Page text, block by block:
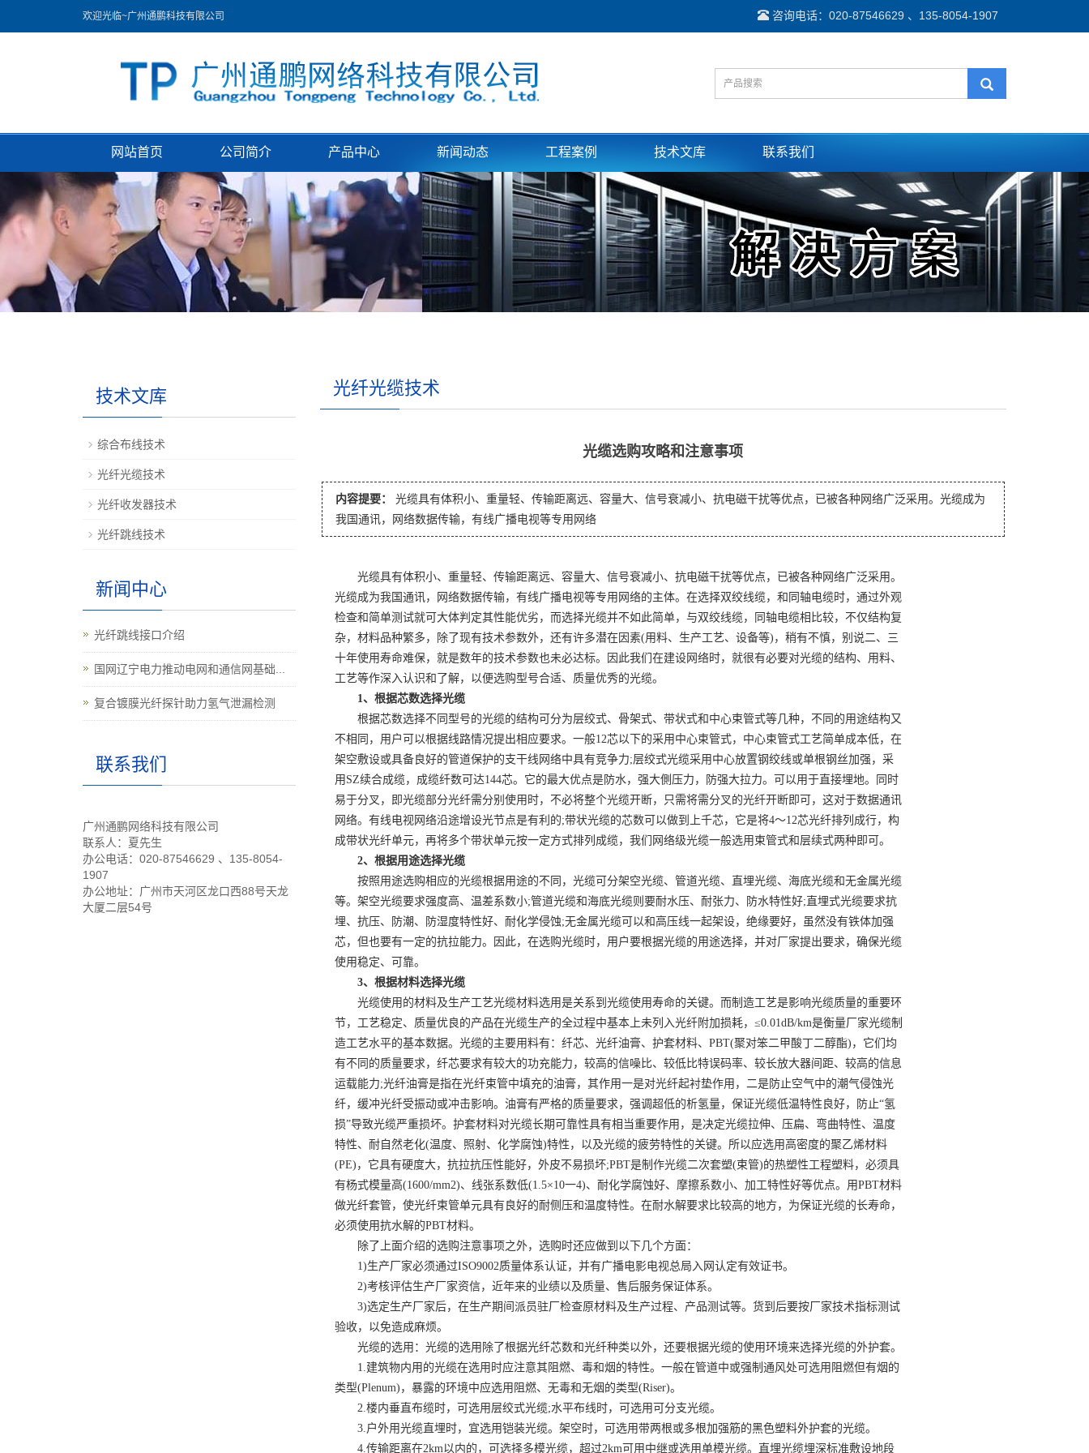
欢迎光临~广州通鹏科技有限公司 咨询电话：020-87546629 、135-8054-1907
网站首页 公司简介 产品中心 新闻动态 工程案例 技术文库 联系我们
光纤光缆技术
光缆选购攻略和注意事项
内容提要： 光缆具有体积小、重量轻、传输距离远、容量大、信号衰减小、抗电磁干扰等优点，已被各种网络广泛采用。光缆成为
我国通讯，网络数据传输，有线广播电视等专用网络
光缆具有体积小、重量轻、传输距离远、容量大、信号衰减小、抗电磁干扰等优点，已被各种网络广泛采用。
光缆成为我国通讯，网络数据传输，有线广播电视等专用网络的主体。在选择双绞线缆，和同轴电缆时，通过外观
检查和简单测试就可大体判定其性能优劣，而选择光缆并不如此简单，与双绞线缆，同轴电缆相比较，不仅结构复
杂，材料品种繁多，除了现有技术参数外，还有许多潜在因素(用料、生产工艺、设备等)，稍有不慎，别说二、三
十年使用寿命难保，就是数年的技术参数也未必达标。因此我们在建设网络时，就很有必要对光缆的结构、用料、
工艺等作深入认识和了解，以便选购型号合适、质量优秀的光缆。
1、根据芯数选择光缆
根据芯数选择不同型号的光缆的结构可分为层绞式、骨架式、带状式和中心束管式等几种，不同的用途结构又
不相同，用户可以根据线路情况提出相应要求。一般12芯以下的采用中心束管式，中心束管式工艺简单成本低，在
架空敷设或具备良好的管道保护的支干线网络中具有竞争力;层绞式光缆采用中心放置钢绞线或单根钢丝加强，采
用SZ续合成缆，成缆纤数可达144芯。它的最大优点是防水，强大側压力，防强大拉力。可以用于直接埋地。同时
易于分叉，即光缆部分光纤需分别使用时，不必将整个光缆开断，只需将需分叉的光纤开断即可，这对于数据通讯
网络。有线电视网络沿途增设光节点是有利的;带状光缆的芯数可以做到上千芯，它是将4～12芯光纤排列成行，构
成带状光纤单元，再将多个带状单元按一定方式排列成缆，我们网络级光缆一般选用束管式和层续式两种即可。
2、根据用途选择光缆
按照用途选购相应的光缆根据用途的不同，光缆可分架空光缆、管道光缆、直埋光缆、海底光缆和无金属光缆
等。架空光缆要求强度高、温差系数小;管道光缆和海底光缆则要耐水压、耐张力、防水特性好;直埋式光缆要求抗
埋、抗压、防潮、防湿度特性好、耐化学侵蚀;无金属光缆可以和高压线一起架设，绝缘要好，虽然没有铁体加强
芯，但也要有一定的抗拉能力。因此，在选购光缆时，用户要根据光缆的用途选择，并对厂家提出要求，确保光缆
使用稳定、可靠。
3、根据材料选择光缆
光缆使用的材料及生产工艺光缆材料选用是关系到光缆使用寿命的关键。而制造工艺是影响光缆质量的重要环
节，工艺稳定、质量优良的产品在光缆生产的全过程中基本上未列入光纤附加损耗，≤0.01dB/km是衡量厂家光缆制
造工艺水平的基本数据。光缆的主要用料有：纤芯、光纤油膏、护套材料、PBT(聚对笨二甲酸丁二醇酯)，它们均
有不同的质量要求，纤芯要求有较大的功充能力，较高的信噪比、较低比特误码率、较长放大器间距、较高的信息
运载能力;光纤油膏是指在光纤束管中填充的油膏，其作用一是对光纤起衬垫作用，二是防止空气中的潮气侵蚀光
纤，缓冲光纤受振动或冲击影响。油膏有严格的质量要求，强调超低的析氢量，保证光缆低温特性良好，防止“氢
损”导致光缆严重损坏。护套材料对光缆长期可靠性具有相当重要作用，是决定光缆拉伸、压扁、弯曲特性、温度
特性、耐自然老化(温度、照射、化学腐蚀)特性，以及光缆的疲劳特性的关键。所以应选用高密度的聚乙烯材料
(PE)，它具有硬度大，抗拉抗压性能好，外皮不易损坏;PBT是制作光缆二次套塑(束管)的热塑性工程塑料，必须具
有杨式模量高(1600/mm2)、线张系数低(1.5×10一4)、耐化学腐蚀好、摩擦系数小、加工特性好等优点。用PBT材料
做光纤套管，使光纤束管单元具有良好的耐侧压和温度特性。在耐水解要求比较高的地方，为保证光缆的长寿命，
必须使用抗水解的PBT材料。
除了上面介绍的选购注意事项之外，选购时还应做到以下几个方面：
1)生产厂家必须通过ISO9002质量体系认证，并有广播电影电视总局入网认定有效证书。
2)考核评估生产厂家资信，近年来的业绩以及质量、售后服务保证体系。
3)选定生产厂家后，在生产期间派员驻厂检查原材料及生产过程、产品测试等。货到后要按厂家技术指标测试
验收，以免造成麻烦。
光缆的选用：光缆的选用除了根据光纤芯数和光纤种类以外，还要根据光缆的使用环境来选择光缆的外护套。
1.建筑物内用的光缆在选用时应注意其阻燃、毒和烟的特性。一般在管道中或强制通风处可选用阻燃但有烟的
类型(Plenum)，暴露的环境中应选用阻燃、无毒和无烟的类型(Riser)。
2.楼内垂直布缆时，可选用层绞式光缆;水平布线时，可选用可分支光缆。
3.户外用光缆直埋时，宜选用铠装光缆。架空时，可选用带两根或多根加强筋的黑色塑料外护套的光缆。
4.传输距离在2km以内的，可选择多模光缆，超过2km可用中继或选用单模光缆。直埋光缆埋深标准敷设地段
技术文库
综合布线技术
光纤光缆技术
光纤收发器技术
光纤跳线技术
新闻中心
光纤跳线接口介绍
国网辽宁电力推动电网和通信网基础...
复合镀膜光纤探针助力氢气泄漏检测
联系我们
广州通鹏网络科技有限公司
联系人：夏先生
办公电话：020-87546629 、135-8054-
1907
办公地址：广州市天河区龙口西88号天龙
大厦二层54号